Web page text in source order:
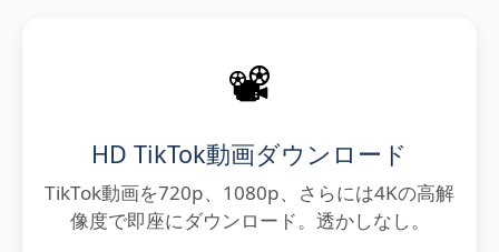
📽️
HD TikTok動画ダウンロード
TikTok動画を720p、1080p、さらには4Kの高解
像度で即座にダウンロード。透かしなし。